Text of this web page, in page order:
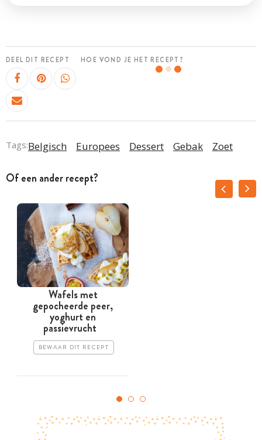
DEEL DIT RECEPT HOE VOND JE HET RECEPT?
Tags:Belgisch Europees Dessert Gebak Zoet
Of een ander recept?
Wafels met
gepocheerde peer,
yoghurt en
passievrucht
BEWAAR DIT RECEPT